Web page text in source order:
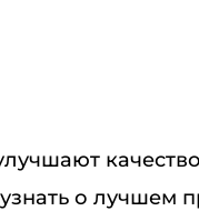
о лучшем